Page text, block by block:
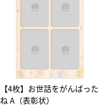
【4枚】お世話をがんばった
ね A（表彰状）